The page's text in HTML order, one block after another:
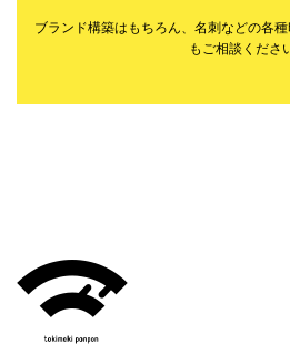
ブランド構築はもちろん、名刺などの各
もご相談くださ